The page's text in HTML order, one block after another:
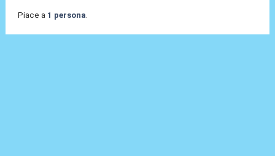
Piace a 1 persona.